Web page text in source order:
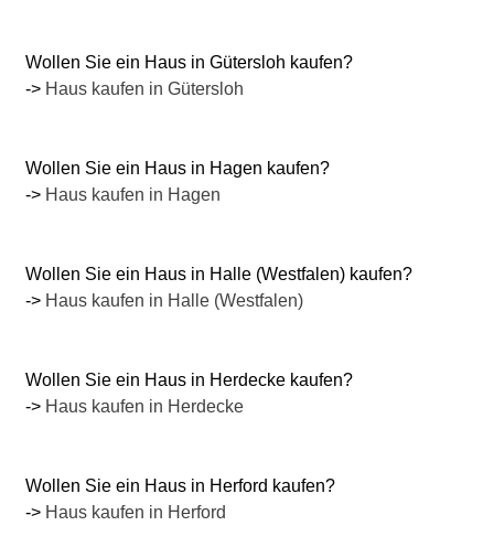
Wollen Sie ein Haus in Gütersloh kaufen?
-> Haus kaufen in Gütersloh
Wollen Sie ein Haus in Hagen kaufen?
-> Haus kaufen in Hagen
Wollen Sie ein Haus in Halle (Westfalen) kaufen?
-> Haus kaufen in Halle (Westfalen)
Wollen Sie ein Haus in Herdecke kaufen?
-> Haus kaufen in Herdecke
Wollen Sie ein Haus in Herford kaufen?
-> Haus kaufen in Herford